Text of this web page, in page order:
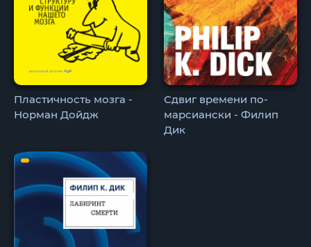
Пластичность мозга -
Норман Дойдж
Сдвиг времени по-
марсиански - Филип
Дик